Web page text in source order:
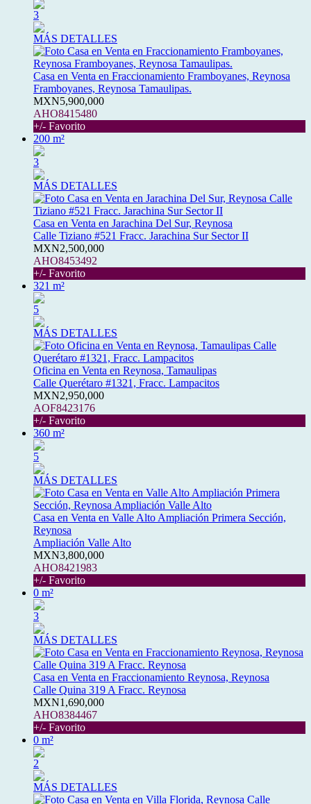
3
MÁS DETALLES
Casa en Venta en Fraccionamiento Framboyanes, Reynosa
Framboyanes, Reynosa Tamaulipas.
MXN5,900,000
AHO8415480
+/- Favorito
200 m²
3
MÁS DETALLES
Casa en Venta en Jarachina Del Sur, Reynosa
Calle Tiziano #521 Fracc. Jarachina Sur Sector II
MXN2,500,000
AHO8453492
+/- Favorito
321 m²
5
MÁS DETALLES
Oficina en Venta en Reynosa, Tamaulipas
Calle Querétaro #1321, Fracc. Lampacitos
MXN2,950,000
AOF8423176
+/- Favorito
360 m²
5
MÁS DETALLES
Casa en Venta en Valle Alto Ampliación Primera Sección,
Reynosa
Ampliación Valle Alto
MXN3,800,000
AHO8421983
+/- Favorito
0 m²
3
MÁS DETALLES
Casa en Venta en Fraccionamiento Reynosa, Reynosa
Calle Quina 319 A Fracc. Reynosa
MXN1,690,000
AHO8384467
+/- Favorito
0 m²
2
MÁS DETALLES